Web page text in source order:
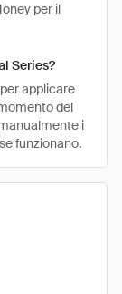
per il
Series?
applicare
del
i
funzionano.